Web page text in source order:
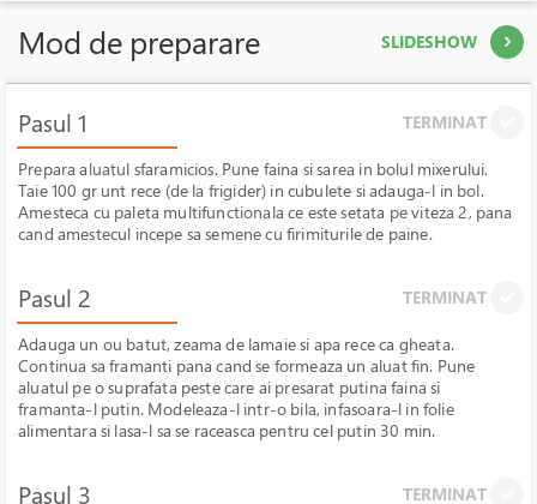
Mod de preparare SLIDESHOW
Pasul 1 TERMINAT
Prepara aluatul sfaramicios. Pune faina si sarea in bolul mixerului.
Taie 100 gr unt rece (de la frigider) in cubulete si adauga-l in bol.
Amesteca cu paleta multifunctionala ce este setata pe viteza 2, pana
cand amestecul incepe sa semene cu firimiturile de paine.
Pasul 2 TERMINAT
Adauga un ou batut, zeama de lamaie si apa rece ca gheata.
Continua sa framanti pana cand se formeaza un aluat fin. Pune
aluatul pe o suprafata peste care ai presarat putina faina si
framanta-l putin. Modeleaza-l intr-o bila, infasoara-l in folie
alimentara si lasa-l sa se raceasca pentru cel putin 30 min.
Pasul 3 TERMINAT